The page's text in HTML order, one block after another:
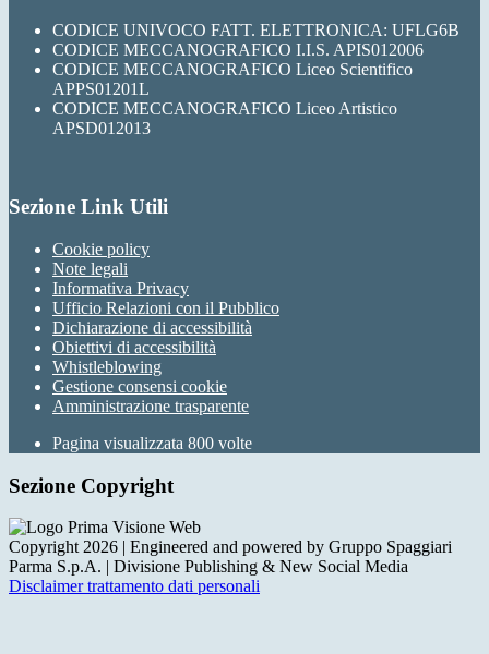
CODICE UNIVOCO FATT. ELETTRONICA: UFLG6B
CODICE MECCANOGRAFICO I.I.S. APIS012006
CODICE MECCANOGRAFICO Liceo Scientifico
APPS01201L
CODICE MECCANOGRAFICO Liceo Artistico
APSD012013
Sezione Link Utili
Cookie policy
Note legali
Informativa Privacy
Ufficio Relazioni con il Pubblico
Dichiarazione di accessibilità
Obiettivi di accessibilità
Whistleblowing
Gestione consensi cookie
Amministrazione trasparente
Pagina visualizzata 800 volte
Sezione Copyright
Copyright 2026 | Engineered and powered by Gruppo Spaggiari
Parma S.p.A. | Divisione Publishing & New Social Media
Disclaimer trattamento dati personali